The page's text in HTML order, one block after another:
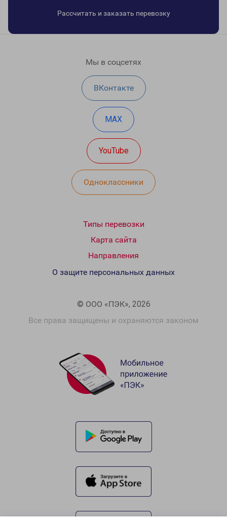
Рассчитать и заказать перевозку
Мы в соцсетях
ВКонтакте
MAX
YouTube
Одноклассники
Типы перевозки
Карта сайта
Направления
© ООО «ПЭК», 2026
Все права защищены и охраняются законом
О защите персональных данных